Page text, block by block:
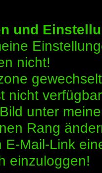
und
nicht!
nicht
unter
Rang
E-Mail-Link
einzuloggen!